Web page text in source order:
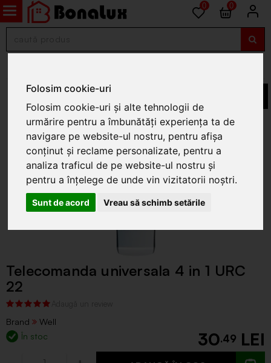
Folosim cookie-uri
Folosim cookie-uri și alte tehnologii de
urmărire pentru a îmbunătăți experiența ta de
navigare pe website-ul nostru, pentru afișa
conținut și reclame personalizate, pentru a
analiza traficul de pe website-ul nostru și
pentru a înțelege de unde vin vizitatorii noștri.
Sunt de acord Vreau să schimb setările
0 0
Telecomanda universala 4 in 1 URC
22
Brand
Well
În stoc
30.49